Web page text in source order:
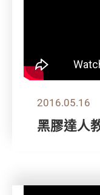
2016.05.16
黑膠達人